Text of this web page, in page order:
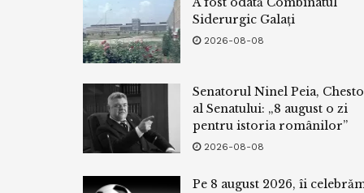
Siderurgic Galați
2026-08-08
Senatorul Ninel Peia,
al Senatului: „8 august o zi
pentru istoria românilor”
2026-08-08
Pe 8 august 2026, îi